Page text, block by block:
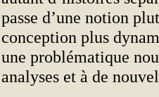
passe d’une notion
conception plus
une problématique
analyses et à de